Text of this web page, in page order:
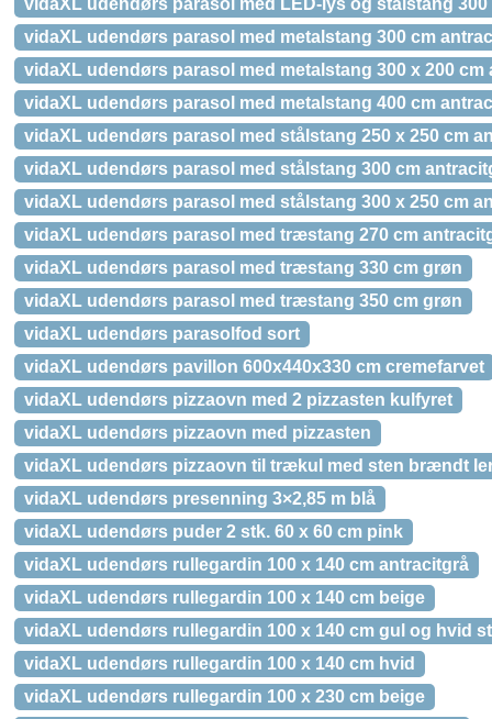
vidaXL udendørs parasol med LED-lys og stålstang
vidaXL udendørs parasol med metalstang 300 cm
vidaXL udendørs parasol med metalstang 300 x 200 cm
vidaXL udendørs parasol med metalstang 400 cm
vidaXL udendørs parasol med stålstang 250 x 250 cm
vidaXL udendørs parasol med stålstang 300 cm
vidaXL udendørs parasol med stålstang 300 x 250 cm
vidaXL udendørs parasol med træstang 270 cm
vidaXL udendørs parasol med træstang 330 cm grøn
vidaXL udendørs parasol med træstang 350 cm grøn
vidaXL udendørs parasolfod sort
vidaXL udendørs pavillon 600x440x330 cm cremefarvet
vidaXL udendørs pizzaovn med 2 pizzasten kulfyret
vidaXL udendørs pizzaovn med pizzasten
vidaXL udendørs pizzaovn til trækul med sten brændt
vidaXL udendørs presenning 3×2,85 m blå
vidaXL udendørs puder 2 stk. 60 x 60 cm pink
vidaXL udendørs rullegardin 100 x 140 cm antracitgrå
vidaXL udendørs rullegardin 100 x 140 cm beige
vidaXL udendørs rullegardin 100 x 140 cm gul og hvid
vidaXL udendørs rullegardin 100 x 140 cm hvid
vidaXL udendørs rullegardin 100 x 230 cm beige